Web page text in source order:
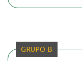
GRUPO B